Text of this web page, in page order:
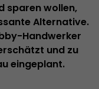
sparen wollen,
Alternative.
Handwerker
und zu
eingeplant.